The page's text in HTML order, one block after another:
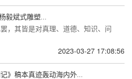
毅斌式雕塑...
，其皆是对真理、道德、知识、问
2023-03-27 17:08:56
》稿本真迹轰动海内外...